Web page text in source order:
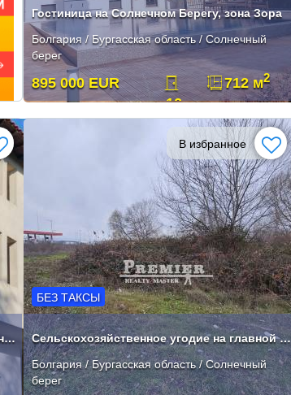
Гостиница на Солнечном Берегу, зона Зора
Болгария / Бургасская область / Солнечный
берег
895 000 EUR
12
712 м2
Недостроенный трёхэтажный дом, отличная инвестиция
В избранное
БЕЗ ТАКСЫ
Сельскохозяйственное угодие на главной дороге в Солнечном Береге
Болгария / Бургасская область / Солнечный
берег